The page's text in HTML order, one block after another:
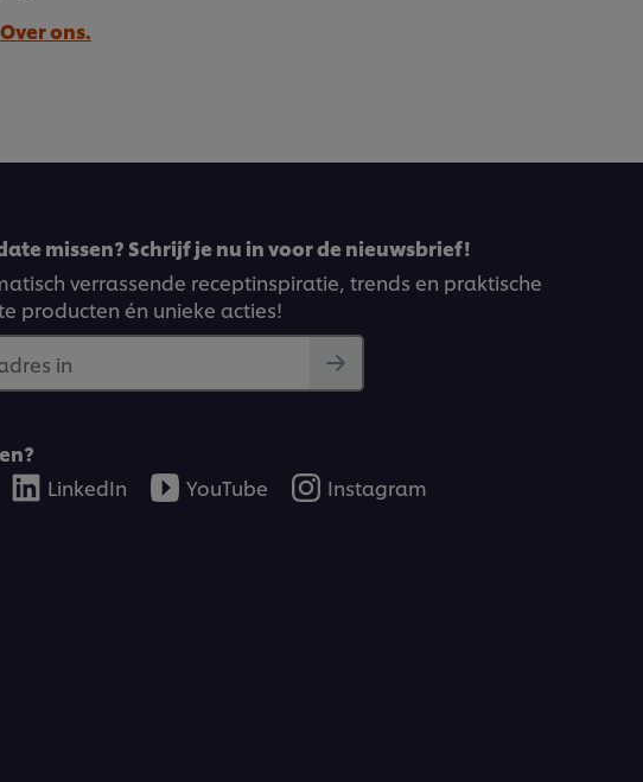
Over ons.
missen? Schrijf je nu in voor de nieuwsbrief!
verrassende receptinspiratie, trends en praktische
producten én unieke acties!
in
LinkedIn YouTube Instagram